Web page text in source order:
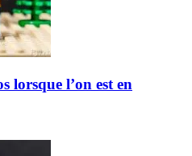
lorsque l’on est en